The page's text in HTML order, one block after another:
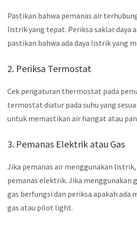
Pastikan bahwa pemanas air
listrik yang tepat. Periksa saklar daya
pastikan bahwa ada daya listrik yang
2. Periksa Termostat
Cek pengaturan thermostat pada
termostat diatur pada suhu yang
untuk memastikan air hangat atau
3. Pemanas Elektrik atau Gas
Jika pemanas air menggunakan
pemanas elektrik. Jika menggunakan
gas berfungsi dan periksa apakah ada
gas atau pilot light.